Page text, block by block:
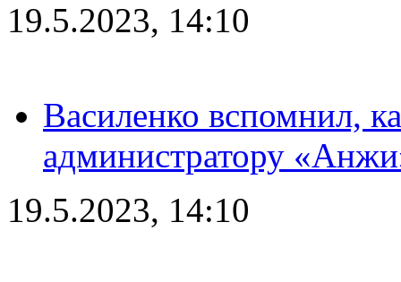
19.5.2023, 14:10
Василенко вспомнил,
администратору
19.5.2023, 14:10